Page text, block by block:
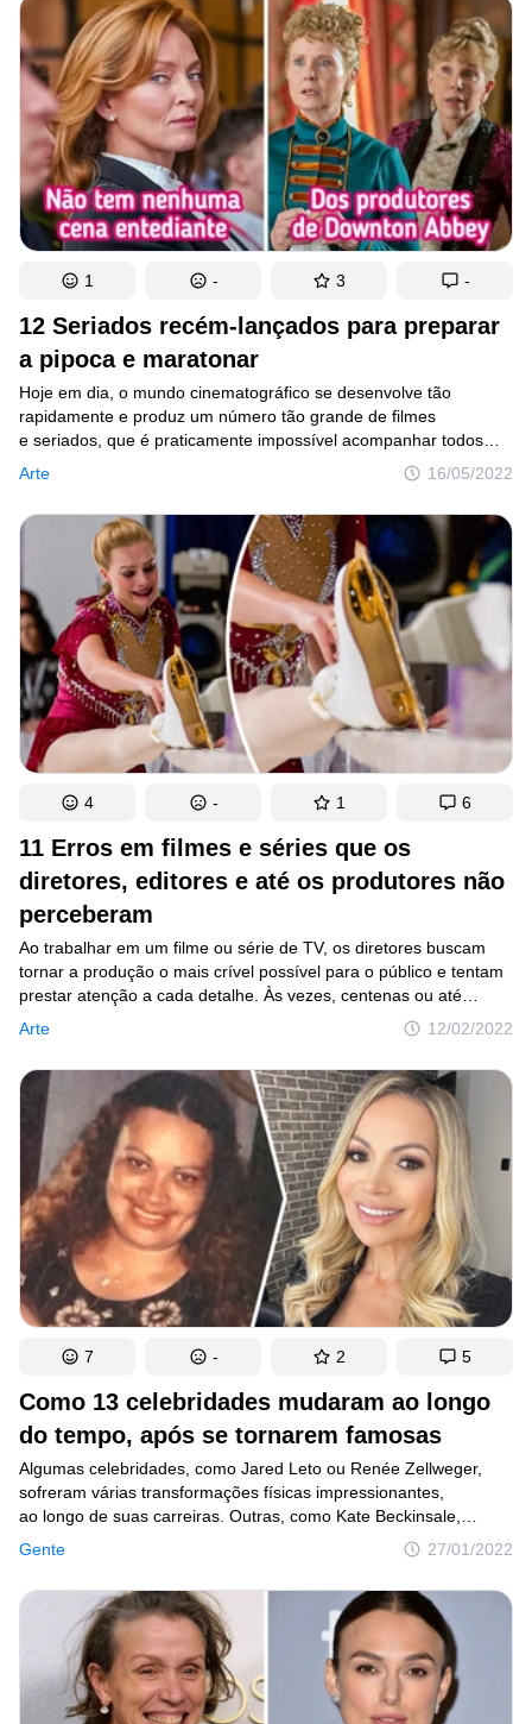
12 Seriados recém-lançados para preparar
a pipoca e maratonar
Arte 16/05/2022
Hoje em dia, o mundo cinematográfico se desenvolve tão
rapidamente e produz um número tão grande de filmes
e seriados, que é praticamente impossível acompanhar todos
os lançamentos. E embora às vezes possa parecer
particularmente difícil encontrar opções que agradem diante
de toda essa variedade, certamente sempre há produções novas
que não deixarão você desgrudar da frente da TV.
1 - 3 -
11 Erros em filmes e séries que os
diretores, editores e até os produtores não
perceberam
Arte 12/02/2022
Ao trabalhar em um filme ou série de TV, os diretores buscam
tornar a produção o mais crível possível para o público e tentam
prestar atenção a cada detalhe. Às vezes, centenas ou até
milhares de pessoas estão envolvidas nas filmagens, no entanto,
mesmo com um orçamento multimilionário e uma grande equipe,
é simplesmente impossível manter tudo sob controle. E é muito
provável que após a estreia, espectadores meticulosos
encontrem alguns pequenos erros.
4 - 1 6
Como 13 celebridades mudaram ao longo
do tempo, após se tornarem famosas
Gente 27/01/2022
Algumas celebridades, como Jared Leto ou Renée Zellweger,
sofreram várias transformações físicas impressionantes,
ao longo de suas carreiras. Outras, como Kate Beckinsale,
continuaram do mesmo jeito e parecem beber da fonte
da juventude. E, às vezes, é difícil perceber detalhes
da aparência das celebridades se não compararmos fotos
de diferentes anos ou mesmo de décadas.
7 - 2 5